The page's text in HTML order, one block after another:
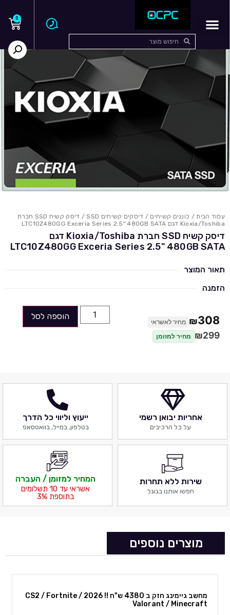
0
עמוד הבית/ כוננים קשיחים / דיסקים קשיחים SSD
/ דיסק קשיח SSD חברת
Kioxia/Toshiba דגם LTC10Z480GG Exceria Series 2.5" 480GB SATA
דיסק קשיח SSD חברת Kioxia/Toshiba דגם
LTC10Z480GG Exceria Series 2.5" 480GB SATA
תאור המוצר
הזמנה
₪308 מחיר לאשראי
₪299 מחיר למזומן
הוספה לסל
אחריות יבואן רשמי
על כל הרכיבים
ייעוץ וליווי כל הדרך
בטלפון, במייל, בוואטסאפ
שירות ללא תחרות
חפשו אותנו בגוגל
המחיר למזומן / העברה
אשראי עד 10 תשלומים
בתוספת 3%
מוצרים נוספים
מחשב גיימינג חזק ב 4380 ש"ח !! 2026 CS2 / Fortnite /
Valorant / Minecraft